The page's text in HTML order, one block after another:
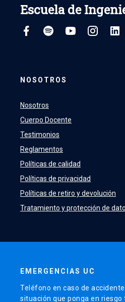
Escuela de
NOSOTROS
Nosotros
Cuerpo Docente
Testimonios
Reglamentos
Políticas de calidad
Políticas de privacidad
Políticas de retiro y devolución
Tratamiento y protección de
EMERGENCIAS UC
Teléfono en caso de accidente
situación que ponga en riesgo